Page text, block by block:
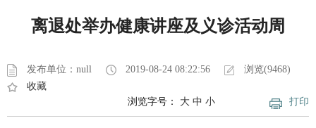
离退处举办健康讲座及义诊活动周
发布单位：null 2019-08-24 08:22:56
浏览(9468)
收藏
打印
浏览字号： 大 中 小